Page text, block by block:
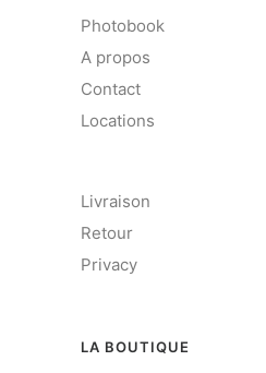
Photobook
A propos
Contact
Locations
Livraison
Retour
Privacy
LA BOUTIQUE